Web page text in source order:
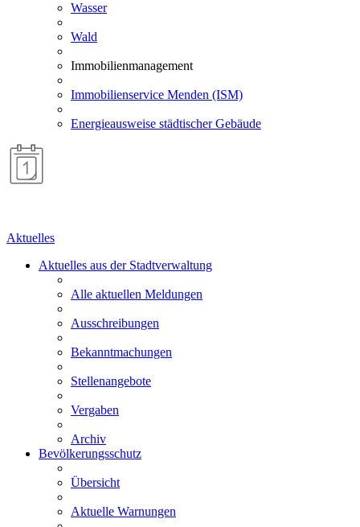
Wasser
Wald
Immobilienmanagement
Immobilienservice Menden (ISM)
Energieausweise städtischer Gebäude
Aktuelles
Aktuelles aus der Stadtverwaltung
Alle aktuellen Meldungen
Ausschreibungen
Bekanntmachungen
Stellenangebote
Vergaben
Archiv
Bevölkerungsschutz
Übersicht
Aktuelle Warnungen